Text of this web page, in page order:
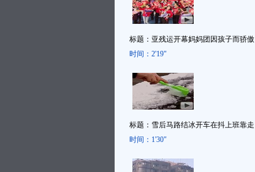
标题： 亚残运开幕妈妈团因孩子而骄傲
时间： 2'19"
标题： 雪后马路结冰开车在抖上班靠走
时间： 1'30"